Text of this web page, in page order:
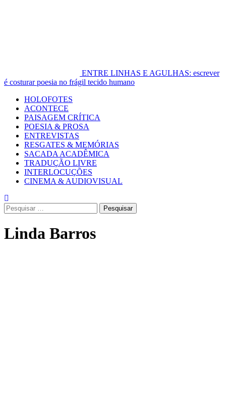
ENTRE LINHAS E AGULHAS: escrever
é costurar poesia no frágil tecido humano
Primary
Menu
HOLOFOTES
ACONTECE
PAISAGEM CRÍTICA
POESIA & PROSA
ENTREVISTAS
RESGATES & MEMÓRIAS
SACADA ACADÊMICA
TRADUÇÃO LIVRE
INTERLOCUÇÕES
CINEMA & AUDIOVISUAL
Pesquisar
por:
Linda Barros